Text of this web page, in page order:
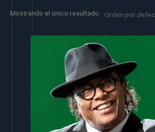
Mostrando el único resultado